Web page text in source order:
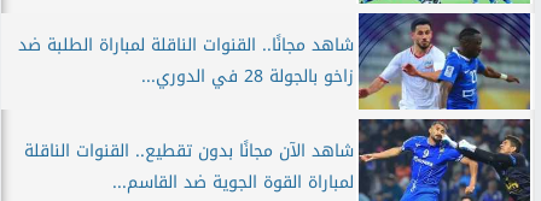
شاهد مجانًا.. القنوات الناقلة لمباراة الطلبة ضد
زاخو بالجولة 28 في الدوري...
شاهد الآن مجانًا بدون تقطيع.. القنوات الناقلة
لمباراة القوة الجوية ضد القاسم...